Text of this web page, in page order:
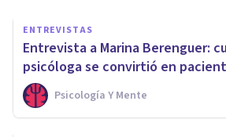
ENTREVISTAS
Entrevista a Marina Berenguer:
psicóloga se convirtió en
Psicología Y Mente